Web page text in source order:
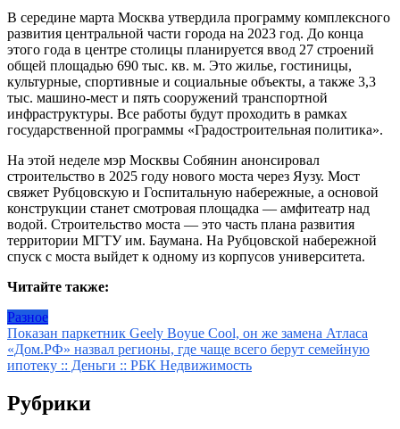
В середине марта Москва утвердила программу комплексного
развития центральной части города на 2023 год. До конца
этого года в центре столицы планируется ввод 27 строений
общей площадью 690 тыс. кв. м. Это жилье, гостиницы,
культурные, спортивные и социальные объекты, а также 3,3
тыс. машино-мест и пять сооружений транспортной
инфраструктуры. Все работы будут проходить в рамках
государственной программы «Градостроительная политика».
На этой неделе мэр Москвы Собянин анонсировал
строительство в 2025 году нового моста через Яузу. Мост
свяжет Рубцовскую и Госпитальную набережные, а основой
конструкции станет смотровая площадка — амфитеатр над
водой. Строительство моста — это часть плана развития
территории МГТУ им. Баумана. На Рубцовской набережной
спуск с моста выйдет к одному из корпусов университета.
Читайте также:
Разное
Навигация
по
Показан паркетник Geely Boyue Cool, он же замена Атласа
«Дом.РФ» назвал регионы, где чаще всего берут семейную
ипотеку :: Деньги :: РБК Недвижимость
Рубрики